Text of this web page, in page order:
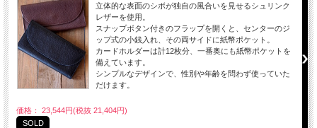
立体的な表面のシボが独自の風合いを見せるシュリンク
レザーを使用。
スナップボタン付きのフラップを開くと、センターのジ
ップ式の小銭入れ、その両サイドに紙幣ポケット。
カードホルダーは計12枚分、一番奥にも紙幣ポケットを
備えています。
シンプルなデザインで、性別や年齢を問わず使っていた
だけます。
価格： 23,544円(税抜 21,404円)
SOLD